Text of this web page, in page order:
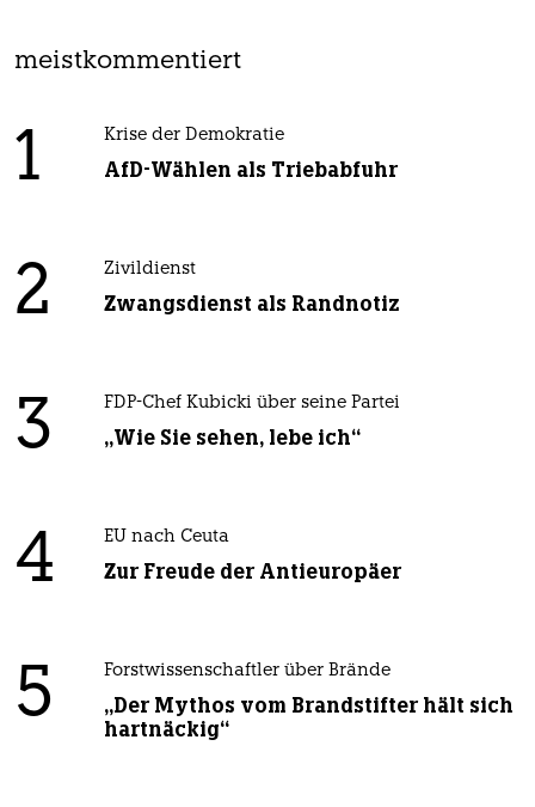
meistkommentiert
1 Krise der Demokratie
AfD-Wählen als Triebabfuhr
2 Zivildienst
Zwangsdienst als Randnotiz
3 FDP-Chef Kubicki über seine Partei
„Wie Sie sehen, lebe ich“
4 EU nach Ceuta
Zur Freude der Antieuropäer
5 Forstwissenschaftler über Brände
„Der Mythos vom Brandstifter hält sich
hartnäckig“